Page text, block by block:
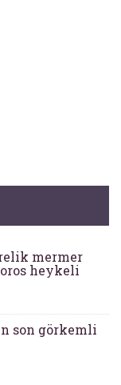
mermer
heykeli
son görkemli